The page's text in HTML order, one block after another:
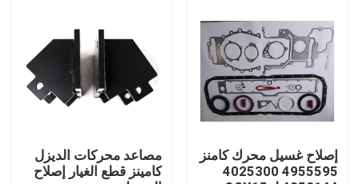
إصلاح غسيل محرك كامنز
4955595 4025300
مصاعد محركات الديزل
كامينز قطع الغيار إصلاح